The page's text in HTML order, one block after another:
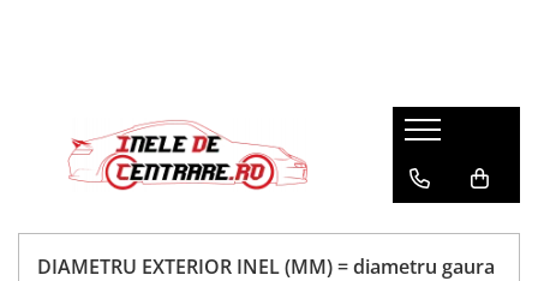
DIAMETRU EXTERIOR INEL (MM) = diametru gaura